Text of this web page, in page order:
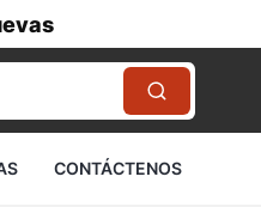
CONTÁCTENOS